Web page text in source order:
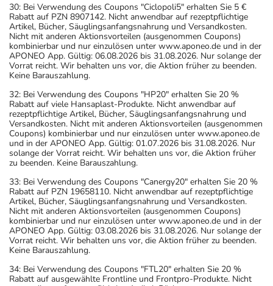
30: Bei Verwendung des Coupons "Ciclopoli5" erhalten Sie 5 €
Rabatt auf PZN 8907142. Nicht anwendbar auf rezeptpflichtige
Artikel, Bücher, Säuglingsanfangsnahrung und Versandkosten.
Nicht mit anderen Aktionsvorteilen (ausgenommen Coupons)
kombinierbar und nur einzulösen unter www.aponeo.de und in der
APONEO App. Gültig: 06.08.2026 bis 31.08.2026. Nur solange der
Vorrat reicht. Wir behalten uns vor, die Aktion früher zu beenden.
Keine Barauszahlung.
32: Bei Verwendung des Coupons "HP20" erhalten Sie 20 %
Rabatt auf viele Hansaplast-Produkte. Nicht anwendbar auf
rezeptpflichtige Artikel, Bücher, Säuglingsanfangsnahrung und
Versandkosten. Nicht mit anderen Aktionsvorteilen (ausgenommen
Coupons) kombinierbar und nur einzulösen unter www.aponeo.de
und in der APONEO App. Gültig: 01.07.2026 bis 31.08.2026. Nur
solange der Vorrat reicht. Wir behalten uns vor, die Aktion früher
zu beenden. Keine Barauszahlung.
33: Bei Verwendung des Coupons "Canergy20" erhalten Sie 20 %
Rabatt auf PZN 19658110. Nicht anwendbar auf rezeptpflichtige
Artikel, Bücher, Säuglingsanfangsnahrung und Versandkosten.
Nicht mit anderen Aktionsvorteilen (ausgenommen Coupons)
kombinierbar und nur einzulösen unter www.aponeo.de und in der
APONEO App. Gültig: 03.08.2026 bis 31.08.2026. Nur solange der
Vorrat reicht. Wir behalten uns vor, die Aktion früher zu beenden.
Keine Barauszahlung.
34: Bei Verwendung des Coupons "FTL20" erhalten Sie 20 %
Rabatt auf ausgewählte Frontline und Frontpro-Produkte. Nicht